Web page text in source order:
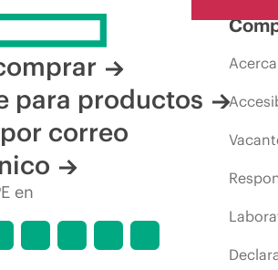
para productos
correo
en